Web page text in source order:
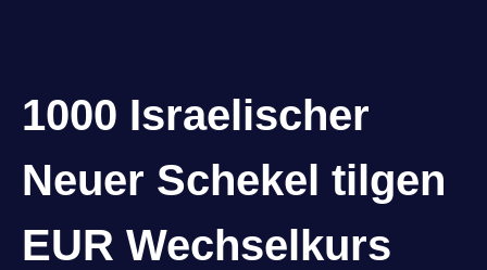
1000 Israelischer
Neuer Schekel tilgen
EUR Wechselkurs